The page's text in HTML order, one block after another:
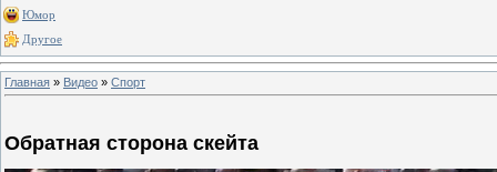
Юмор
Другое
Главная » Видео » Спорт
Обратная сторона скейта